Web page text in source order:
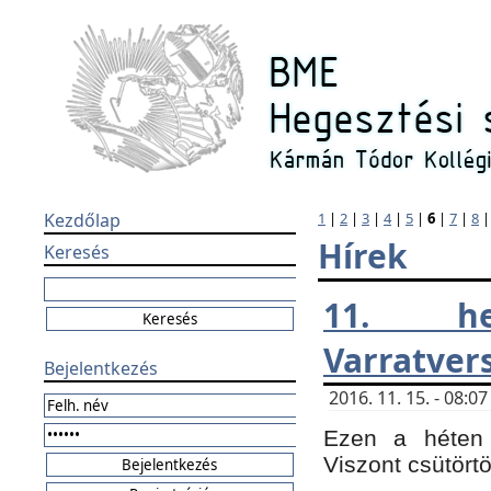
Kezdőlap
Keresés
Bejelentkezés
1 | 2 | 3 | 4| 5 | 6 | 7 | 8
Hírek
11.
2016. 11. 15. -
Ezen a héten
Viszont